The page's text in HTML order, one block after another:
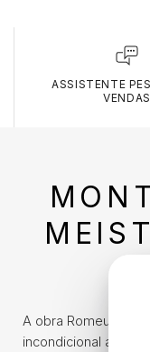
ASSISTENTE
VENDAS
A obra Romeu e
incondicional até à